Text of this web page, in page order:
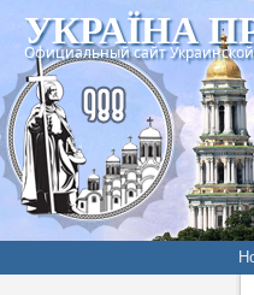
УКРАЇНА
Официальный сайт